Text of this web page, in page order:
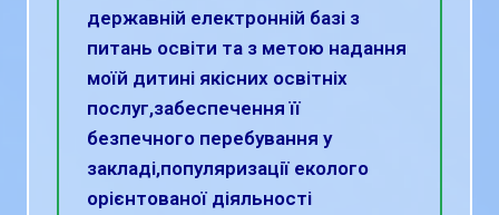
державній електронній базі з
питань освіти та з метою надання
моїй дитині якісних освітніх
послуг,забеспечення її
безпечного перебування у
закладі,популяризації еколого
орієнтованої діяльності